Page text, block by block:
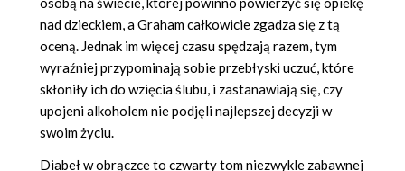
nad dzieckiem, a Graham całkowicie zgadza się z tą
oceną. Jednak im więcej czasu spędzają razem, tym
wyraźniej przypominają sobie przebłyski uczuć, które
skłoniły ich do wzięcia ślubu, i zastanawiają się, czy
upojeni alkoholem nie podjęli najlepszej decyzji w
swoim życiu.
Diabeł w obrączce to czwarty tom niezwykle zabawnej